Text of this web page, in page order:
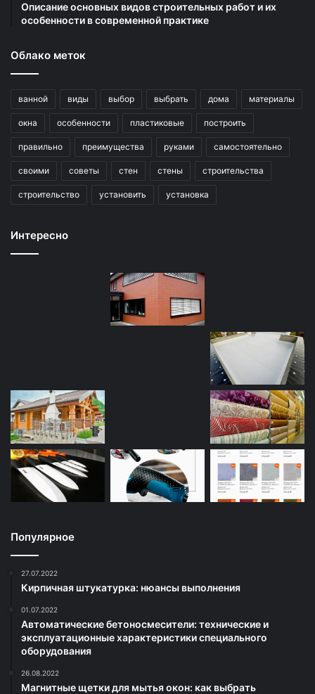
Описание основных видов строительных работ и их
особенности в современной практике
Облако меток
ванной виды выбор выбрать дома материалы
окна особенности пластиковые построить
правильно преимущества руками самостоятельно
своими советы стен стены строительства
строительство установить установка
Интересно
Популярное
27.07.2022
Кирпичная штукатурка: нюансы выполнения
01.07.2022
Автоматические бетоносмесители: технические и
эксплуатационные характеристики специального
оборудования
26.08.2022
Магнитные щетки для мытья окон: как выбрать